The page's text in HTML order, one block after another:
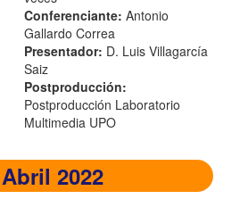
Conferenciante: Antonio
Gallardo Correa
Presentador: D. Luis Villagarcía
Saiz
Postproducción:
Postproducción Laboratorio
Multimedia UPO
2022